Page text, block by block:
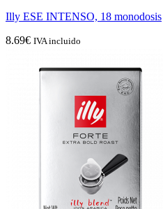
Illy ESE INTENSO, 18 monodosis
8.69€ IVA incluido